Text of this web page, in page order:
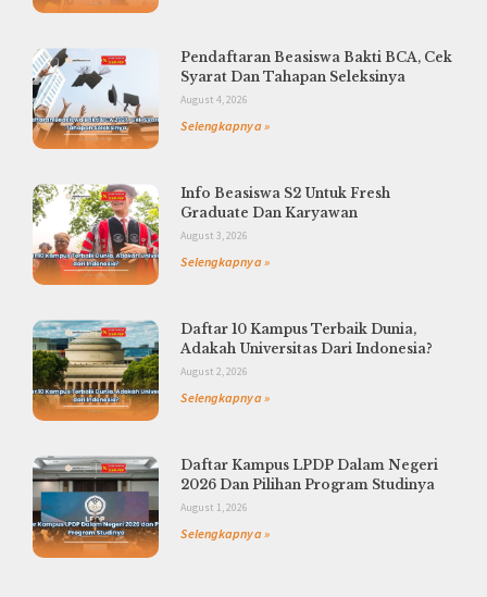
Pendaftaran Beasiswa Bakti BCA, Cek
Syarat Dan Tahapan Seleksinya
August 4, 2026
Selengkapnya »
Info Beasiswa S2 Untuk Fresh
Graduate Dan Karyawan
August 3, 2026
Selengkapnya »
Daftar 10 Kampus Terbaik Dunia,
Adakah Universitas Dari Indonesia?
August 2, 2026
Selengkapnya »
Daftar Kampus LPDP Dalam Negeri
2026 Dan Pilihan Program Studinya
August 1, 2026
Selengkapnya »